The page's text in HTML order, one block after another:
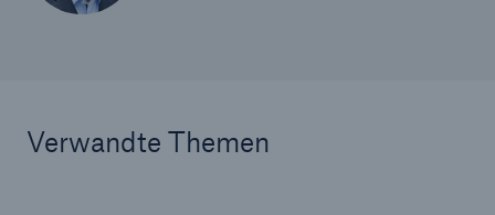
Verwandte Themen